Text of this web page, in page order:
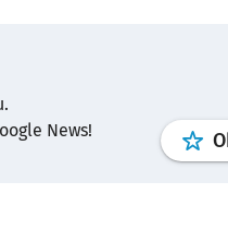
News!